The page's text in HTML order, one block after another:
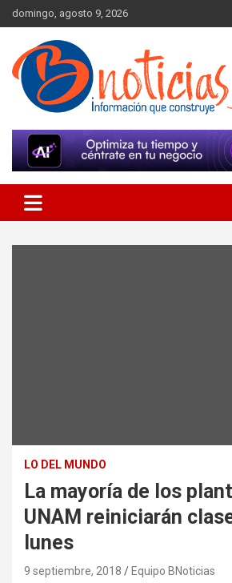
Skip
to
content
domingo, agosto 9, 2026
BNoticias
LO DEL MUNDO
La mayoría de los
UNAM reiniciarán
lunes
9 septiembre, 2018 Equipo BNoticias